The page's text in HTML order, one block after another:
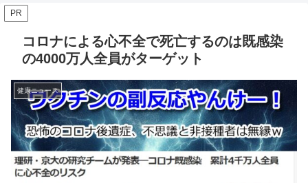
PR
コロナによる心不全で死亡するのは既感染
の4000万人全員がターゲット
健康ニュース